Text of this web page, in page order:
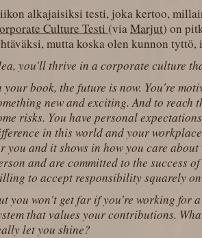
alkajaisiksi testi, joka kertoo,
Culture Testi (via Marjut) on
mutta koska olen kunnon tyttö,
you'll thrive in a corporate culture
your book, the future is now. You're
new and exciting. And to reach
risks. You have personal
in this world and your
you and it shows in how you care
and are committed to the success
to accept responsibility squarely
you won't get far if you're working for
that values your contributions.
let you shine?